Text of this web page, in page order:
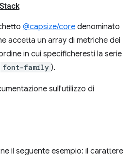
Stack
@capsize/core denominato
accetta un array di metriche dei
in cui specificheresti la serie
font-family ).
sull'utilizzo di
il seguente esempio: il carattere